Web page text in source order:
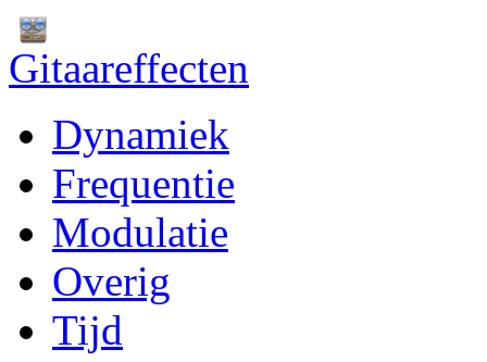
Gitaareffecten
Dynamiek
Frequentie
Modulatie
Overig
Tijd